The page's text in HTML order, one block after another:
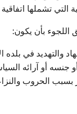
التي تشملها
اللجوء بأن يكون:
والتهديد في
جنسه أو آرائه
الحروب